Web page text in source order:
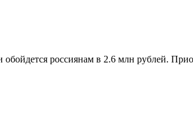
россиянам в 2.6 млн рублей.